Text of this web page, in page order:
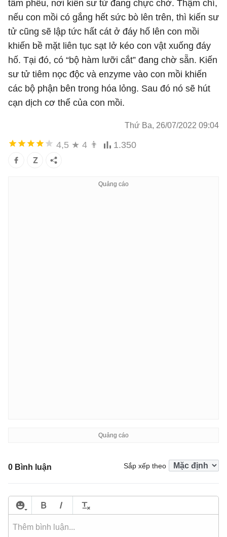
tâm phễu, nơi kiến sư tử đang chực chờ. Thậm chí,
nếu con mồi có gắng hết sức bò lên trên, thì kiến sư
tử cũng sẽ lập tức hất cát ở đáy hố lên con mồi
khiến bề mặt liên tục sạt lở kéo con vật xuống đáy
hố. Tại đó, có “bộ hàm lưỡi cắt” đang chờ sẵn. Kiến
sư tử tiêm nọc độc và enzyme vào con mồi khiến
các bộ phận bên trong hóa lỏng. Sau đó nó sẽ hút
cạn dịch cơ thể của con mồi.
Thứ Ba, 26/07/2022 09:04
4,5 ★ 4 👨 1.350
0 Bình luận Sắp xếp theo